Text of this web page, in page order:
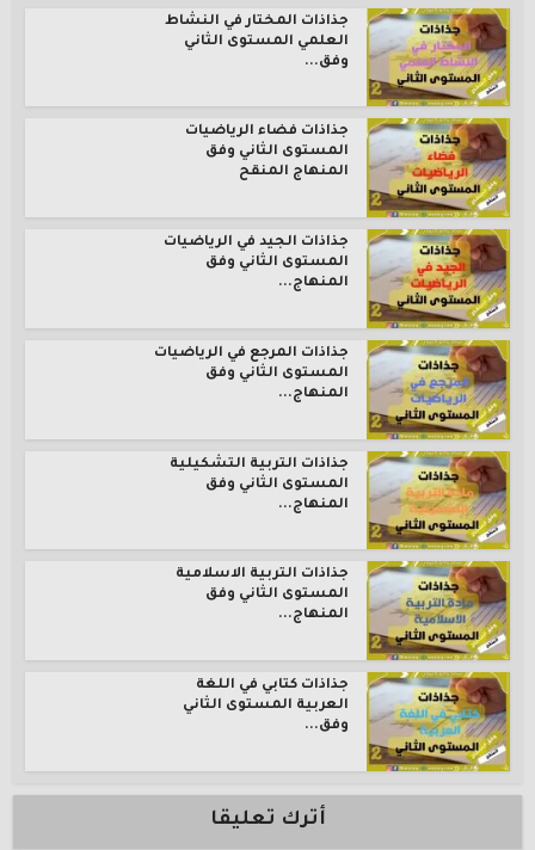
جذاذات المختار في النشاط
العلمي المستوى الثاني
وفق...
جذاذات فضاء الرياضيات
المستوى الثاني وفق
المنهاج المنقح
جذاذات الجيد في الرياضيات
المستوى الثاني وفق
المنهاج...
جذاذات المرجع في الرياضيات
المستوى الثاني وفق
المنهاج...
جذاذات التربية التشكيلية
المستوى الثاني وفق
المنهاج...
جذاذات التربية الاسلامية
المستوى الثاني وفق
المنهاج...
جذاذات كتابي في اللغة
العربية المستوى الثاني
وفق...
أترك تعليقا